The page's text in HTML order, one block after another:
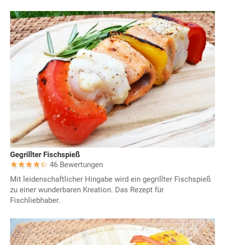
Gegrillter Fischspieß
46 Bewertungen
Mit leidenschaftlicher Hingabe wird ein gegrillter Fischspieß
zu einer wunderbaren Kreation. Das Rezept für
Fischliebhaber.